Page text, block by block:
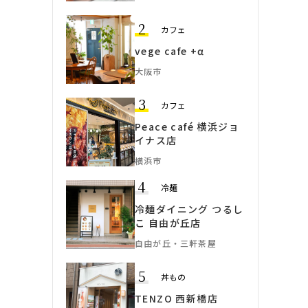
2 カフェ
vege cafe +α
大阪市
3 カフェ
Peace café 横浜ジョ
イナス店
横浜市
4 冷麺
冷麺ダイニング つるし
こ 自由が丘店
自由が丘・三軒茶屋
5 丼もの
TENZO 西新橋店